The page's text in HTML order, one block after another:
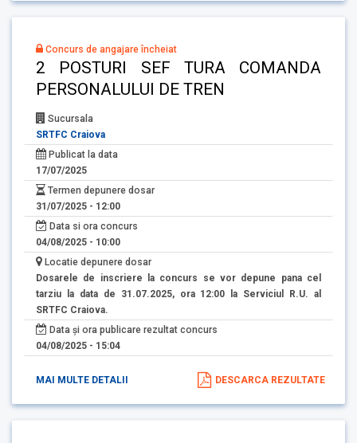
Concurs de angajare încheiat
2 POSTURI SEF TURA COMANDA
PERSONALULUI DE TREN
Sucursala
SRTFC Craiova
Publicat la data
17/07/2025
Termen depunere dosar
31/07/2025 - 12:00
Data si ora concurs
04/08/2025 - 10:00
Locatie depunere dosar
Dosarele de inscriere la concurs se vor depune pana cel
tarziu la data de 31.07.2025, ora 12:00 la Serviciul R.U. al
SRTFC Craiova.
Data și ora publicare rezultat concurs
04/08/2025 - 15:04
MAI MULTE DETALII DESCARCA REZULTATE